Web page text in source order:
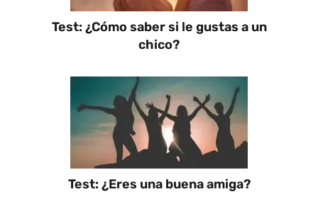
Test: ¿Cómo saber si le gustas a un
chico?
Test: ¿Eres una buena amiga?